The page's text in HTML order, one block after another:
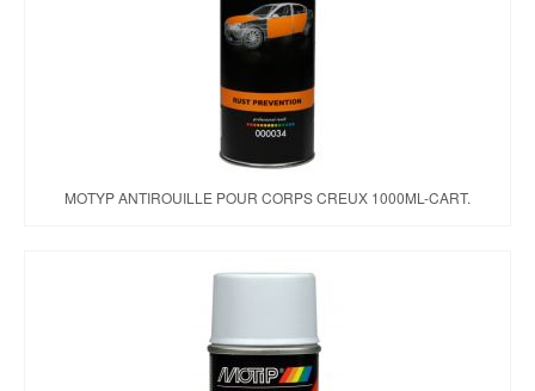
MOTYP ANTIROUILLE POUR CORPS CREUX 1000ML-CART.